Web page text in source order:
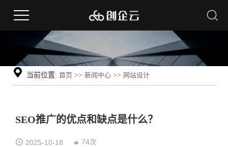
当前位置: 首页 >>新闻中心 >> 网站设计
SEO推广的优点和缺点是什么？
2025-10-18 74次